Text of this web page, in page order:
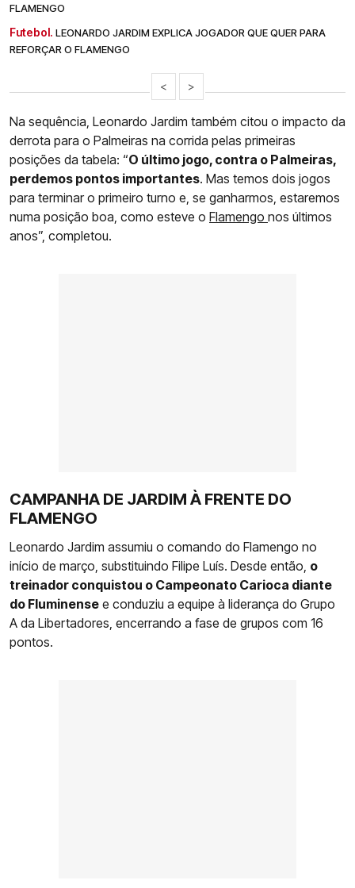
FLAMENGO
Futebol. LEONARDO JARDIM EXPLICA JOGADOR QUE QUER PARA
REFORÇAR O FLAMENGO
< >
Na sequência, Leonardo Jardim também citou o impacto da
derrota para o Palmeiras na corrida pelas primeiras
posições da tabela: “O último jogo, contra o Palmeiras,
perdemos pontos importantes. Mas temos dois jogos
para terminar o primeiro turno e, se ganharmos, estaremos
numa posição boa, como esteve o Flamengo nos últimos
anos”, completou.
CAMPANHA DE JARDIM À FRENTE DO
FLAMENGO
Leonardo Jardim assumiu o comando do Flamengo no
início de março, substituindo Filipe Luís. Desde então, o
treinador conquistou o Campeonato Carioca diante
do Fluminense e conduziu a equipe à liderança do Grupo
A da Libertadores, encerrando a fase de grupos com 16
pontos.